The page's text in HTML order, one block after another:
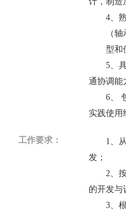
4、
（
型和
5、
通协调能
6、
实践使用
工作要求： 1、
发；
2、
的开发与
3、